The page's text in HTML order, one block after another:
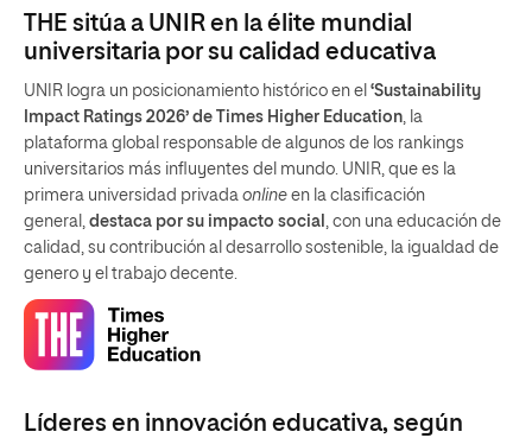
THE sitúa a UNIR en la élite mundial
universitaria por su calidad educativa
UNIR logra un posicionamiento histórico en el ‘Sustainability
Impact Ratings 2026’ de Times Higher Education, la
plataforma global responsable de algunos de los rankings
universitarios más influyentes del mundo. UNIR, que es la
primera universidad privada online en la clasificación
general, destaca por su impacto social , con una educación de
calidad, su contribución al desarrollo sostenible, la igualdad de
genero y el trabajo decente.
Líderes en innovación educativa, según